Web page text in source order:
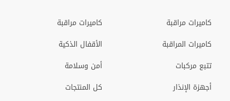
كاميرات مراقبة
كاميرات المراقبة
تتبع مركبات
أجهزة الإنذار
كاميرات مراقبة
الأقفال الذكية
أمن وسلامة
كل المنتجات